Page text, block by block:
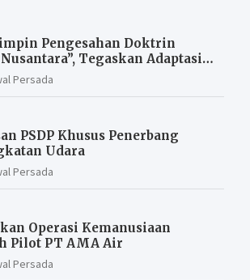
Pengesahan Doktrin
Tegaskan Adaptasi
Modern
Persada
PSDP Khusus Penerbang
Udara
Persada
Operasi Kemanusiaan
Pilot PT AMA Air
Persada